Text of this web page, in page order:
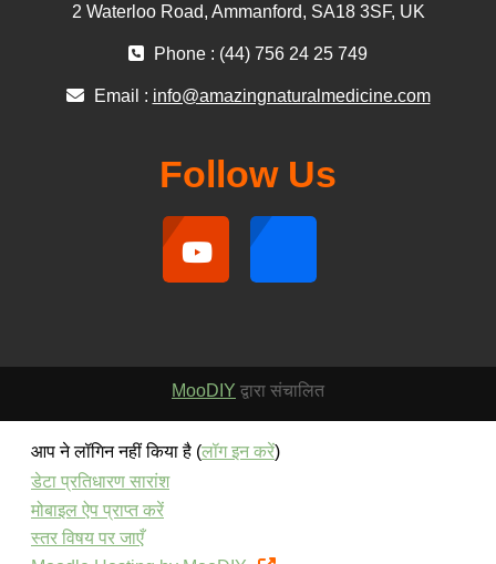
2 Waterloo Road, Ammanford, SA18 3SF, UK
Phone : (44) 756 24 25 749
Email : info@amazingnaturalmedicine.com
Follow Us
MooDIY द्वारा संचालित
आप ने लॉगिन नहीं किया है (लॉग इन करें)
डेटा प्रतिधारण सारांश
मोबाइल ऐप प्राप्त करें
स्तर विषय पर जाएँ